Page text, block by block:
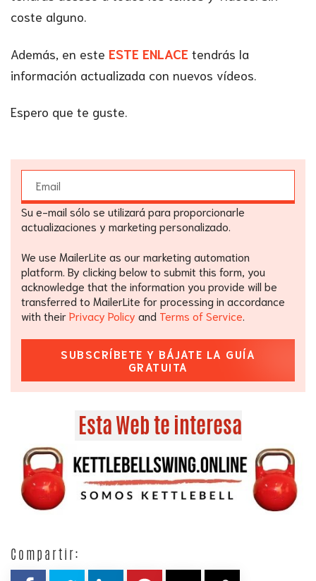
coste alguno.
Además, en este ESTE ENLACE tendrás la
información actualizada con nuevos vídeos.
Espero que te guste.
Su e-mail sólo se utilizará para proporcionarle
actualizaciones y marketing personalizado.
We use MailerLite as our marketing automation
platform. By clicking below to submit this form, you
acknowledge that the information you provide will be
transferred to MailerLite for processing in accordance
with their Privacy Policy and Terms of Service.
SUBSCRÍBETE Y BÁJATE LA GUÍA
GRATUITA
Esta Web te interesa
Compartir: